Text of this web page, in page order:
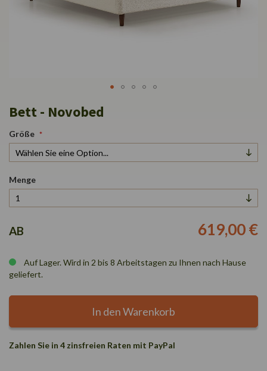
Bett - Novobed
Größe
Menge
AB 619,00 €
Auf Lager. Wird in 2 bis 8 Arbeitstagen zu Ihnen nach Hause
geliefert.
In den Warenkorb
Zahlen Sie in 4 zinsfreien Raten mit PayPal
Anfang
Bildgalerie
springen